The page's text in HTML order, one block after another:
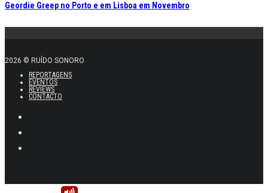
Geordie Greep no Porto e em Lisboa em Novembro
2026 © RUÍDO SONORO
REPORTAGENS
EVENTOS
REVIEWS
CONTACTO